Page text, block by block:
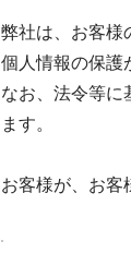
弊社は、お客様
個人情報の保護
なお、法令等に
ます。
お客様が、お客